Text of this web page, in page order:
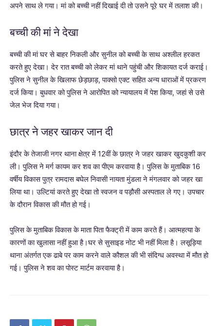
अपने साथ ले गया। मां को बच्ची नहीं दिखाई दी तो उसने पूरे घर में तलाश की।
बच्ची की मां ने देखा
बच्ची की मां घर से बाहर निकली और सुनील को बच्ची के साथ अश्लील हरकत
करते हुए देखा। देर रात बच्ची को लेकर मां थाने पहुंची और शिकायत दर्ज कराई।
पुलिस ने सुनील के खिलाफ छेड़छाड़, पाक्सो एक्ट सहित अन्य धाराओं में प्रकरण
दर्ज किया। बुधवार को पुलिस ने आरोपित को न्यायालय में पेश किया, जहां से उसे
जेल भेज दिया गया।
छात्र ने जहर खाकर जान दी
इंदौर के तेजाजी नगर थाना क्षेत्र में 12वीं के छात्र ने जहर खाकर खुदकुशी कर
ली। पुलिस ने मर्ग कायम कर शव का पीएम करवाया है। पुलिस के मुताबिक 16
वर्षीय विकास पुत्र रामदास बघेल निवासी नायता मुंडला ने मंगलवार को जहर खा
लिया था। उल्टियां करते हुए देखा तो स्वजन व पड़ौसी अस्पताल ले गए। उपचार
के दौरान विकास की मौत हो गई।
पुलिस के मुताबिक विकास के माता पिता फैक्ट्री में काम करते हैं। आत्महत्या के
कारणों का खुलासा नहीं हुआ है।घर से सुसाइड नोट भी नहीं मिला है। लसूड़िया
थाना अंतर्गत एक ढाबे पर काम करने वाले कौशल की भी संदिग्ध अवस्था में मौत हो
गई। पुलिस ने शव का पोस्ट मार्टम करवाया है।